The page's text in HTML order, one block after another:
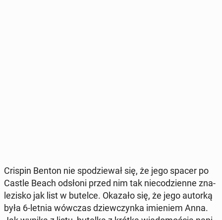
Crispin Benton nie spo­dzie­wał się, że jego spacer po
Castle Beach odsłoni przed nim tak nie­co­dzien­ne zna­
le­zi­sko jak list w butelce. Okazało się, że jego autorką
była 6-letnia wówczas dziew­czyn­ka imie­niem Anna.